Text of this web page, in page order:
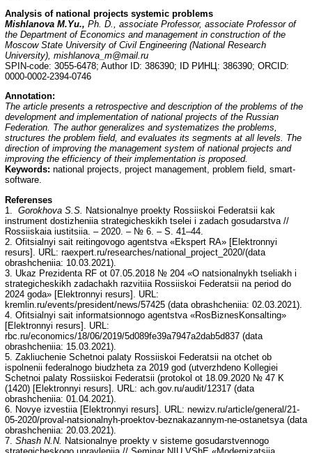
Analysis of national projects systemic problems
Mishlanova M.Yu., Ph. D., associate Professor, associate Professor of
the Department of Economics and management in construction of the
Moscow State University of Civil Engineering (National Research
University), mishlanova_m@mail.ru
SPIN-code: 3055-6478; Author ID: 386390; ID РИНЦ: 386390; ORCID:
0000-0002-2394-0746
Annotation:
The article presents a retrospective and description of the problems of the
development and implementation of national projects of the Russian
Federation. The author generalizes and systematizes the problems,
structures the problem field, and evaluates its segments at all levels. The
direction of improving the management system of national projects and
improving the efficiency of their implementation is proposed.
Keywords: national projects, project management, problem field, smart-
software.
Referenses
1. Gorokhova S.S.
Natsionalnye proekty Rossiiskoi Federatsii kak
instrument dostizheniia strategicheskikh tselei i zadach gosudarstva //
Rossiiskaia iustitsiia. – 2020. – № 6. – S. 41–44.
2. Ofitsialnyi sait reitingovogo agentstva «Ekspert RA» [Elektronnyi
resurs]. URL: raexpert.ru/researches/national_project_2020/(data
obrashcheniia: 10.03.2021).
3. Ukaz Prezidenta RF ot 07.05.2018 № 204 «O natsionalnykh tseliakh i
strategicheskikh zadachakh razvitiia Rossiiskoi Federatsii na period do
2024 goda» [Elektronnyi resurs]. URL:
kremlin.ru/events/president/news/57425 (data obrashcheniia: 02.03.2021).
4. Ofitsialnyi sait informatsionnogo agentstva «RosBiznesKonsalting»
[Elektronnyi resurs]. URL:
rbc.ru/economics/18/06/2019/5d089fe39a7947a2dab5d837 (data
obrashcheniia: 15.03.2021).
5. Zakliuchenie Schetnoi palaty Rossiiskoi Federatsii na otchet ob
ispolnenii federalnogo biudzheta za 2019 god (utverzhdeno Kollegiei
Schetnoi palaty Rossiiskoi Federatsii (protokol ot 18.09.2020 № 47 K
(1420) [Elektronnyi resurs]. URL: ach.gov.ru/audit/12317 (data
obrashcheniia: 01.04.2021).
6. Novye izvestiia [Elektronnyi resurs]. URL: newizv.ru/article/general/21-
05-2020/proval-natsionalnyh-proektov-beznakazannym-ne-ostanetsya (data
obrashcheniia: 20.03.2021).
7. Shash N.N. Natsionalnye proekty v sisteme gosudarstvennogo